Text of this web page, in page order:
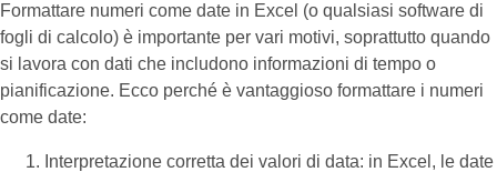
Formattare numeri come date in Excel (o qualsiasi software di
fogli di calcolo) è importante per vari motivi, soprattutto quando
si lavora con dati che includono informazioni di tempo o
pianificazione. Ecco perché è vantaggioso formattare i numeri
come date:
Interpretazione corretta dei valori di data: in Excel, le date